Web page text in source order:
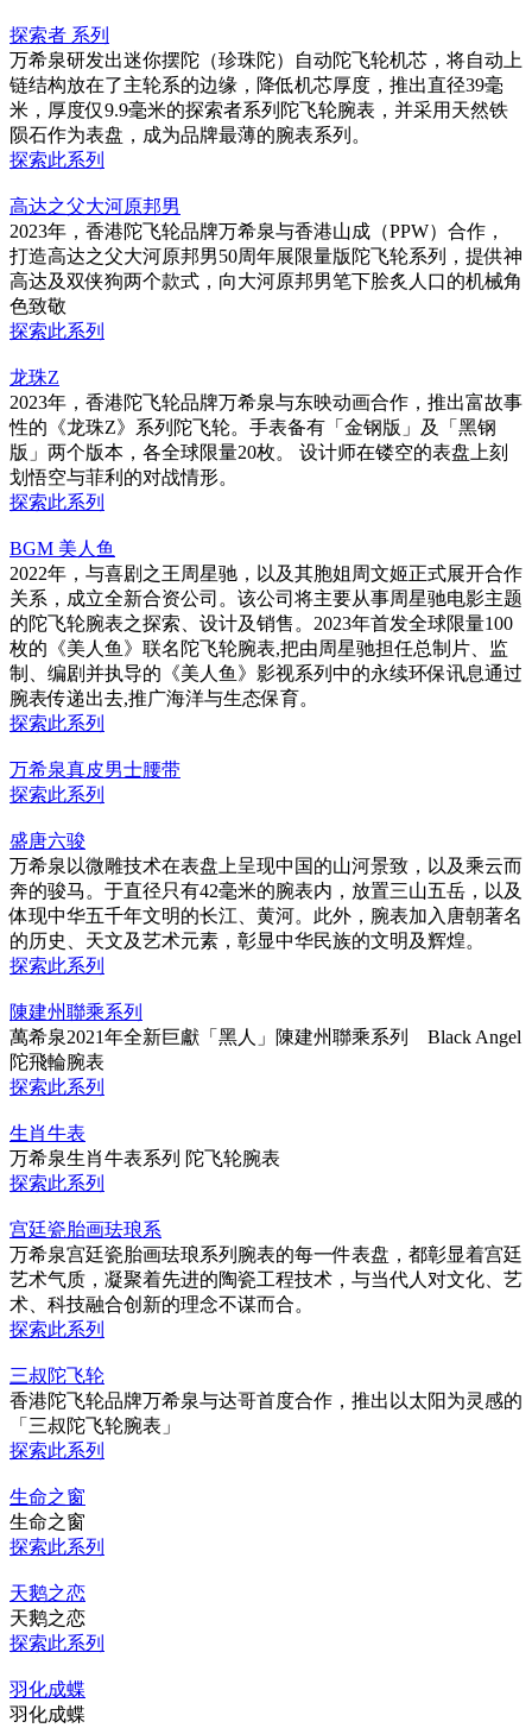
探索者 系列
万希泉研发出迷你摆陀（珍珠陀）自动陀飞轮机芯，将自动上
链结构放在了主轮系的边缘，降低机芯厚度，推出直径39毫
米，厚度仅9.9毫米的探索者系列陀飞轮腕表，并采用天然铁
陨石作为表盘，成为品牌最薄的腕表系列。
探索此系列
高达之父大河原邦男
2023年，香港陀飞轮品牌万希泉与香港山成（PPW）合作，
打造高达之父大河原邦男50周年展限量版陀飞轮系列，提供神
高达及双侠狗两个款式，向大河原邦男笔下脍炙人口的机械角
色致敬
探索此系列
龙珠Z
2023年，香港陀飞轮品牌万希泉与东映动画合作，推出富故事
性的《龙珠Z》系列陀飞轮。手表备有「金钢版」及「黑钢
版」两个版本，各全球限量20枚。 设计师在镂空的表盘上刻
划悟空与菲利的对战情形。
探索此系列
BGM 美人鱼
2022年，与喜剧之王周星驰，以及其胞姐周文姬正式展开合作
关系，成立全新合资公司。该公司将主要从事周星驰电影主题
的陀飞轮腕表之探索、设计及销售。2023年首发全球限量100
枚的《美人鱼》联名陀飞轮腕表,把由周星驰担任总制片、监
制、编剧并执导的《美人鱼》影视系列中的永续环保讯息通过
腕表传递出去,推广海洋与生态保育。
探索此系列
万希泉真皮男士腰带
探索此系列
盛唐六骏
万希泉以微雕技术在表盘上呈现中国的山河景致，以及乘云而
奔的骏马。于直径只有42毫米的腕表内，放置三山五岳，以及
体现中华五千年文明的长江、黄河。此外，腕表加入唐朝著名
的历史、天文及艺术元素，彰显中华民族的文明及辉煌。
探索此系列
陳建州聯乘系列
萬希泉2021年全新巨獻「黑人」陳建州聯乘系列 Black Angel
陀飛輪腕表
探索此系列
生肖牛表
万希泉生肖牛表系列 陀飞轮腕表
探索此系列
宫廷瓷胎画珐琅系
万希泉宫廷瓷胎画珐琅系列腕表的每一件表盘，都彰显着宫廷
艺术气质，凝聚着先进的陶瓷工程技术，与当代人对文化、艺
术、科技融合创新的理念不谋而合。
探索此系列
三叔陀飞轮
香港陀飞轮品牌万希泉与达哥首度合作，推出以太阳为灵感的
「三叔陀飞轮腕表」
探索此系列
生命之窗
生命之窗
探索此系列
天鹅之恋
天鹅之恋
探索此系列
羽化成蝶
羽化成蝶